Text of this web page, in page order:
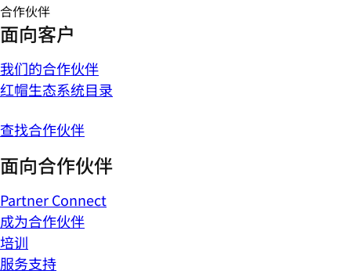
合作伙伴
面向客户
我们的合作伙伴
红帽生态系统目录
查找合作伙伴
面向合作伙伴
Partner Connect
成为合作伙伴
培训
服务支持